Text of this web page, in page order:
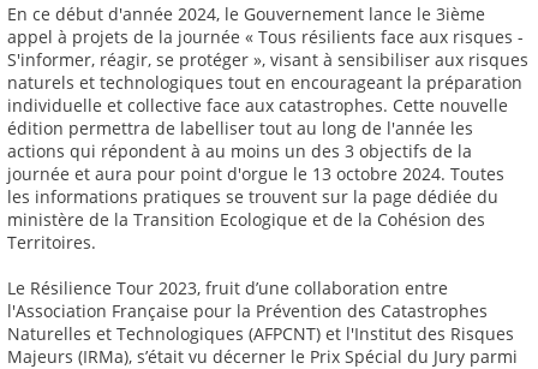
En ce début d'année 2024, le Gouvernement lance le 3ième
appel à projets de la journée « Tous résilients face aux risques -
S'informer, réagir, se protéger », visant à sensibiliser aux risques
naturels et technologiques tout en encourageant la préparation
individuelle et collective face aux catastrophes. Cette nouvelle
édition permettra de labelliser tout au long de l'année les
actions qui répondent à au moins un des 3 objectifs de la
journée et aura pour point d'orgue le 13 octobre 2024. Toutes
les informations pratiques se trouvent sur la page dédiée du
ministère de la Transition Ecologique et de la Cohésion des
Territoires.
Le Résilience Tour 2023, fruit d’une collaboration entre
l'Association Française pour la Prévention des Catastrophes
Naturelles et Technologiques (AFPCNT) et l'Institut des Risques
Majeurs (IRMa), s’était vu décerner le Prix Spécial du Jury parmi